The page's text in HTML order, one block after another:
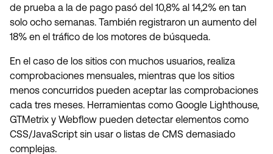
de prueba a la de pago pasó del 10,8% al 14,2% en tan
solo ocho semanas. También registraron un aumento del
18% en el tráfico de los motores de búsqueda.
En el caso de los sitios con muchos usuarios, realiza
comprobaciones mensuales, mientras que los sitios
menos concurridos pueden aceptar las comprobaciones
cada tres meses. Herramientas como Google Lighthouse,
GTMetrix y Webflow pueden detectar elementos como
CSS/JavaScript sin usar o listas de CMS demasiado
complejas.